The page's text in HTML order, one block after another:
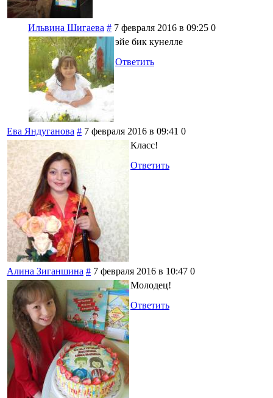
Ильвина Шигаева # 7 февраля 2016 в 09:25 0
эйе бик кунелле
Ответить
Ева Яндуганова # 7 февраля 2016 в 09:41 0
Класс!
Ответить
Алина Зиганшина # 7 февраля 2016 в 10:47 0
Молодец!
Ответить